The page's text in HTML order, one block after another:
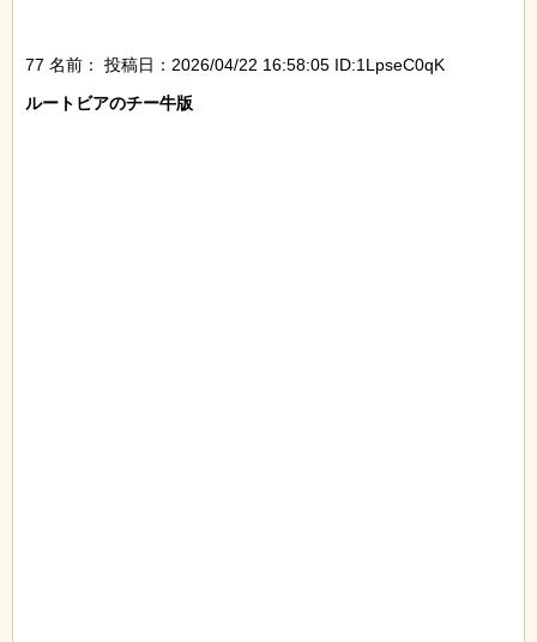
77 名前：
投稿日：2026/04/22 16:58:05 ID:1LpseC0qK
ルートビアのチー牛版